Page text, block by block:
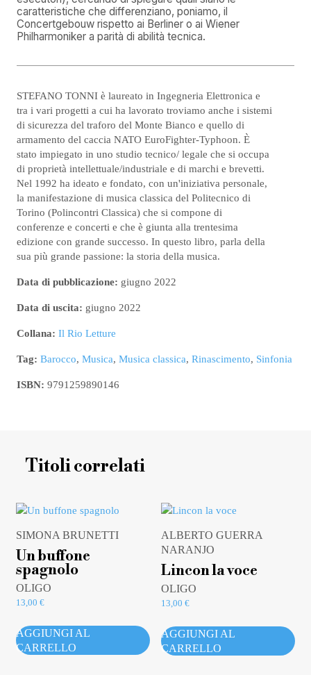
caratteristiche che differenziano, poniamo, il
Concertgebouw rispetto ai Berliner o ai Wiener
Philharmoniker a parità di abilità tecnica.
STEFANO TONNI è laureato in Ingegneria Elettronica e
tra i vari progetti a cui ha lavorato troviamo anche i sistemi
di sicurezza del traforo del Monte Bianco e quello di
armamento del caccia NATO EuroFighter-Typhoon. È
stato impiegato in uno studio tecnico/ legale che si occupa
di proprietà intellettuale/industriale e di marchi e brevetti.
Nel 1992 ha ideato e fondato, con un'iniziativa personale,
la manifestazione di musica classica del Politecnico di
Torino (Polincontri Classica) che si compone di
conferenze e concerti e che è giunta alla trentesima
edizione con grande successo. In questo libro, parla della
sua più grande passione: la storia della musica.
Data di pubblicazione: giugno 2022
Data di uscita: giugno 2022
Collana: Il Rio Letture
Tag: Barocco, Musica, Musica classica, Rinascimento, Sinfonia
ISBN: 9791259890146
Titoli correlati
SIMONA BRUNETTI
Un buffone
spagnolo
OLIGO
13,00 €
AGGIUNGI AL
CARRELLO
ALBERTO GUERRA
NARANJO
Lincon la voce
OLIGO
13,00€
AGGIUNGI AL
CARRELLO